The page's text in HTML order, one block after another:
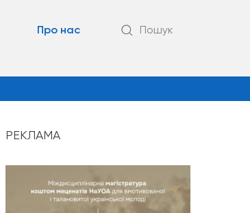
Про нас Пошук
РЕКЛАМА